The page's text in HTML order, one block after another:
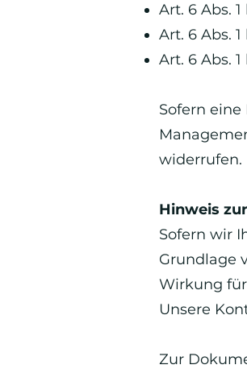
Art. 6 Abs.
Art. 6 Abs.
Art. 6 Abs.
Sofern
widerrufen.
Hinweis
Sofern wir
Grundlage
Wirkung
Unsere
Zur